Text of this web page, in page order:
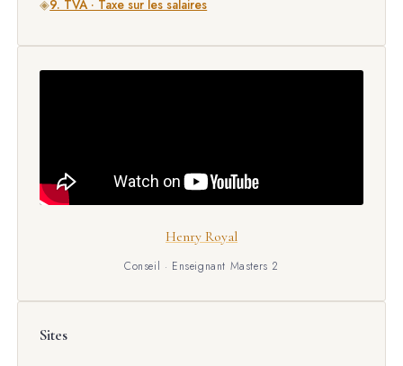
◈9. TVA · Taxe sur les salaires
Henry Royal
Conseil · Enseignant Masters 2
Sites